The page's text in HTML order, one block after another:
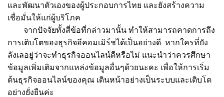
และพัฒนาตัวเองของผู้ประกอบการไทย และยังสร้างความ
เชื่อมั่นให้แก่ผู้บริโภค
จากปัจจัยทั้งสี่ข้อที่กล่าวมานั้น ทำให้สามารถคาดการถึง
การเติบโตของธุรกิจอีคอมเมิร์ชได้เป็นอย่างดี หากใครที่ยัง
ลังเลอยู่ว่าจะทำธุรกิจออนไลน์ดีหรือไม่ แนะนำว่าควรศึกษา
ข้อมูลเพิ่มเติมจากแหล่งข้อมูลอื่นๆด้วยนะคะ เพื่อให้การเริ่ม
ต้นธุรกิจออนไลน์ของคุณ เดินหน้าอย่างเป็นระบบและเติบโต
อย่างยั่งยืนค่ะ